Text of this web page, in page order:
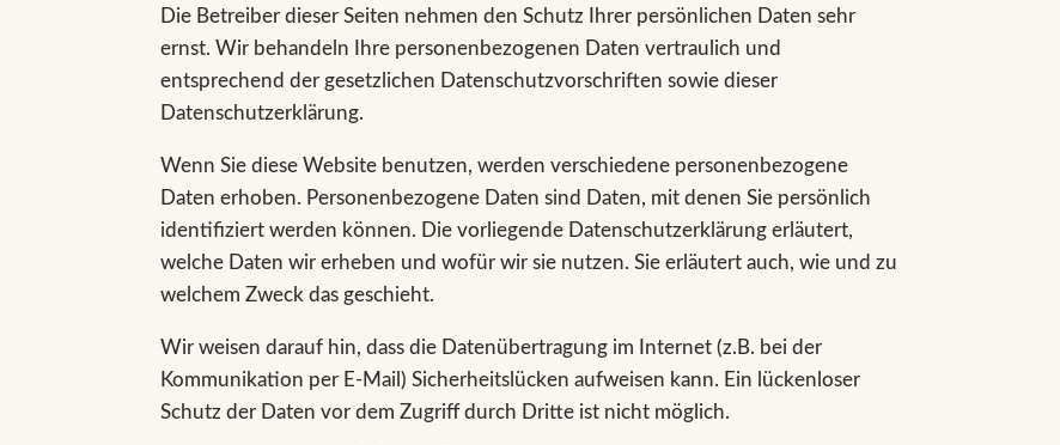
Die Betreiber dieser Seiten nehmen den Schutz Ihrer persönlichen Daten sehr
ernst. Wir behandeln Ihre personenbezogenen Daten vertraulich und
entsprechend der gesetzlichen Datenschutzvorschriften sowie dieser
Datenschutzerklärung.
Wenn Sie diese Website benutzen, werden verschiedene personenbezogene
Daten erhoben. Personenbezogene Daten sind Daten, mit denen Sie persönlich
identifiziert werden können. Die vorliegende Datenschutzerklärung erläutert,
welche Daten wir erheben und wofür wir sie nutzen. Sie erläutert auch, wie und zu
welchem Zweck das geschieht.
Wir weisen darauf hin, dass die Datenübertragung im Internet (z.B. bei der
Kommunikation per E-Mail) Sicherheitslücken aufweisen kann. Ein lückenloser
Schutz der Daten vor dem Zugriff durch Dritte ist nicht möglich.